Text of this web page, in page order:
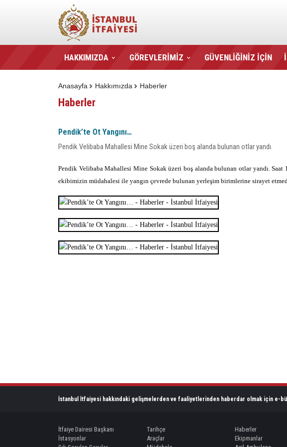
HAKKIMIZDA GÖREVLERİMİZ GÜVENLİĞİNİZ İÇİN
Haberler
Hakkımızda
Anasayfa
Haberler
Pendik’te Ot Yangını…
Pendik Velibaba Mahallesi Mine Sokak üzeri boş alanda bulunan otlar yandı.
Pendik Velibaba Mahallesi Mine Sokak üzeri boş alanda bulunan otlar yandı.
ekibimizin müdahalesi ile yangın çevrede bulunan yerleşim birimlerine sirayet
İstanbul İtfaiyesi hakkındaki gelişmelerden ve faaliyetlerinden haberdar olmak için e-
İtfaiye Dairesi Başkanı Tarihçe Haberler
İstasyonlar
Araçlar Ekipmanlar